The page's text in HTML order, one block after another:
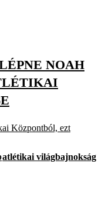
NOAH
Központból, ezt
atlétikai világbajnokság